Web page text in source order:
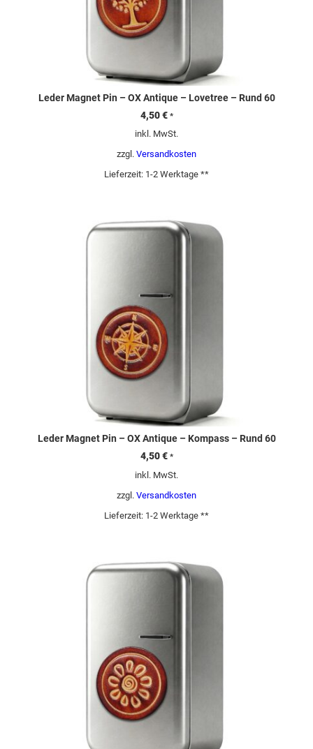
Leder Magnet Pin – OX Antique – Lovetree – Rund 60
4,50€ *
inkl. MwSt.
zzgl. Versandkosten
Lieferzeit: 1-2 Werktage **
Leder Magnet Pin – OX Antique – Kompass – Rund 60
4,50€ *
inkl. MwSt.
zzgl. Versandkosten
Lieferzeit: 1-2 Werktage **